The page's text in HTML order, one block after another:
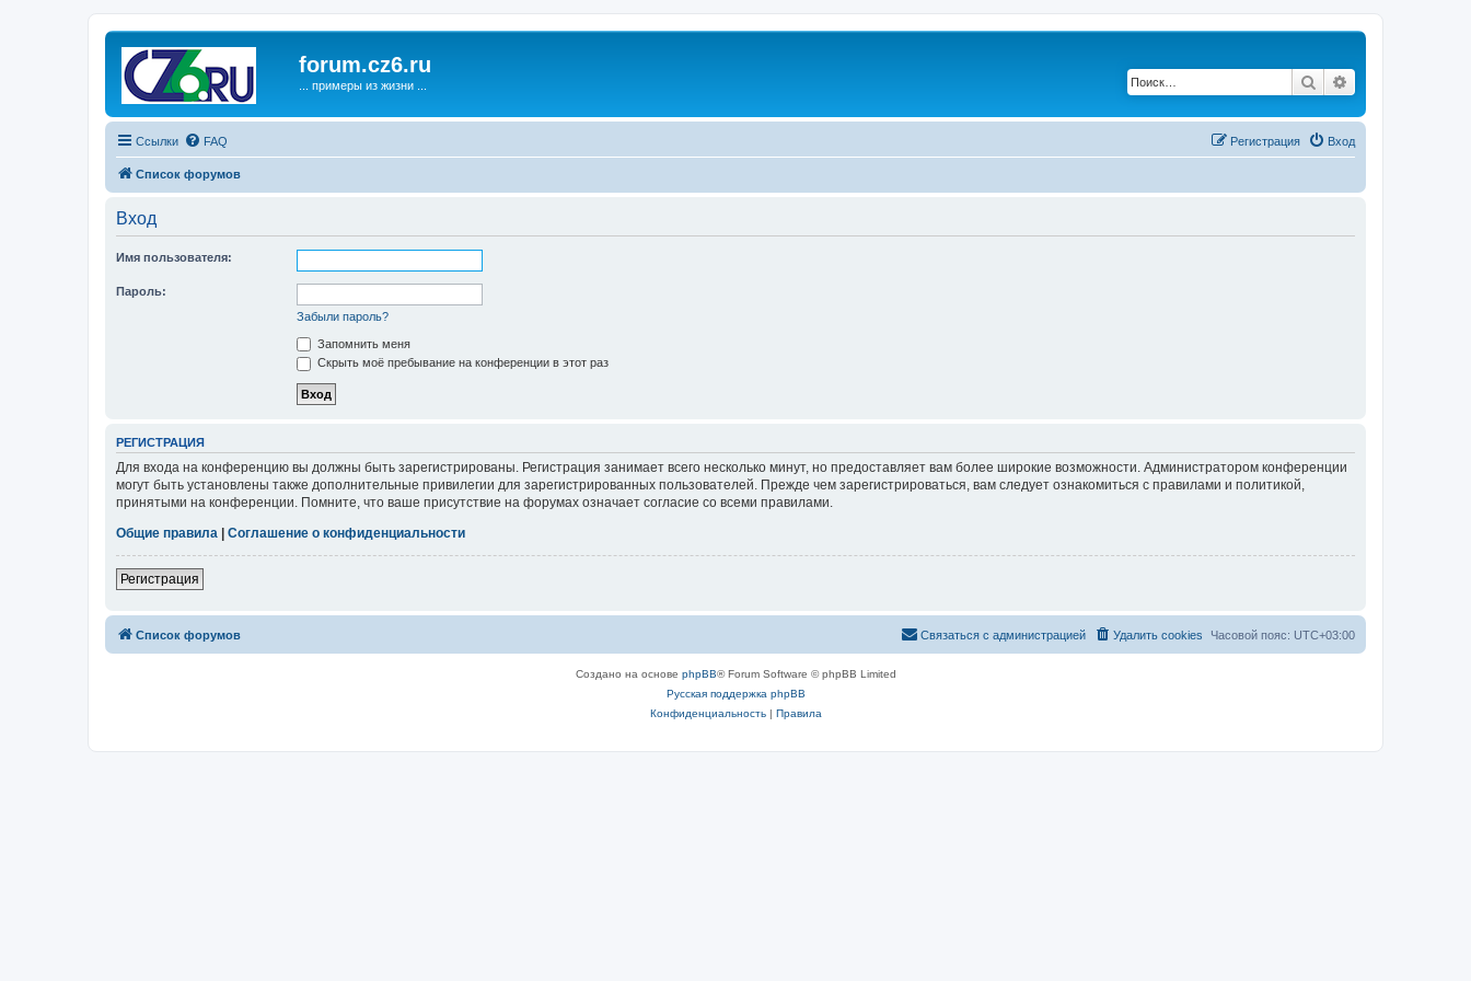
forum.cz6.ru
... примеры из жизни ... Поиск
Ссылки FAQ Вход
Регистрация
Список форумов
Вход
Имя пользователя:
Пароль:
Забыли пароль?
Запомнить меня
Скрыть моё пребывание на конференции в этот раз
РЕГИСТРАЦИЯ
Для входа на конференцию вы должны быть зарегистрированы. Регистрация занимает всего несколько минут, но предоставляет вам более широкие возможности. Администратором конференции
могут быть установлены также дополнительные привилегии для зарегистрированных пользователей. Прежде чем зарегистрироваться, вам следует ознакомиться с правилами и политикой,
принятыми на конференции. Помните, что ваше присутствие на форумах означает согласие со всеми правилами.
Общие правила
Соглашение о конфиденциальности
Регистрация
Список форумов Часовой пояс: UTC+03:00
Удалить cookies
Связаться с администрацией
Создано на основе phpBB® Forum Software © phpBB Limited
Русская поддержка phpBB
Конфиденциальность| Правила